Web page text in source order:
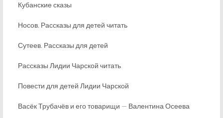
Кубанские сказы
Носов. Рассказы для детей читать
Сутеев. Рассказы для детей
Рассказы Лидии Чарской читать
Повести для детей Лидии Чарской
Васёк Трубачёв и его товарищи — Валентина Осеева